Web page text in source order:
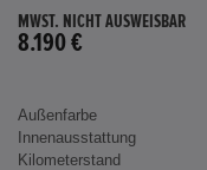
MWST. NICHT AUSWEISBAR
8.190 €
Außenfarbe
Innenausstattung
Kilometerstand